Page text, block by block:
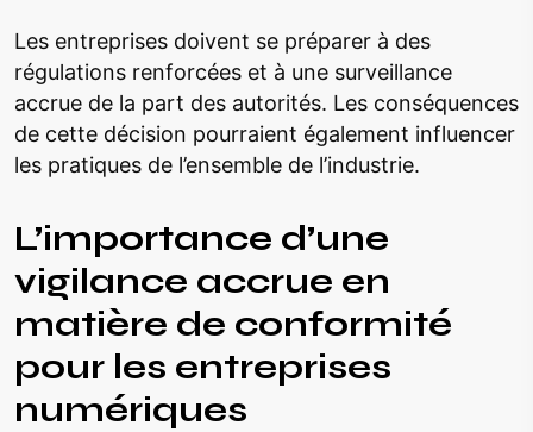
Les entreprises doivent se préparer à des
régulations renforcées et à une surveillance
accrue de la part des autorités. Les conséquences
de cette décision pourraient également influencer
les pratiques de l’ensemble de l’industrie.
L’importance d’une
vigilance accrue en
matière de conformité
pour les entreprises
numériques